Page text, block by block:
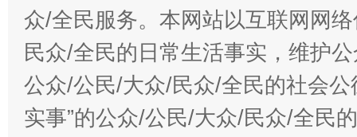
众/全民服务。本网站以互联网网
民众/全民的日常生活事实，维护
公众/公民/大众/民众/全民的社会公
实事”的公众/公民/大众/民众/全民